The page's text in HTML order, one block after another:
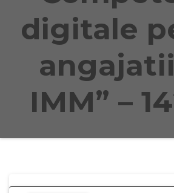
digitale
IMM” –